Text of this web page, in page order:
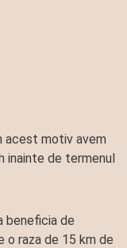
acest motiv avem
inainte de termenul
beneficia de
o raza de 15 km de